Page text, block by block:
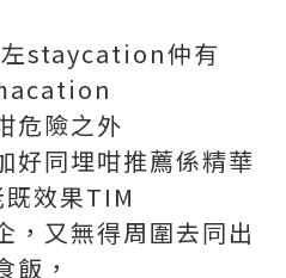
staycation仲有
危險之外
好同埋咁推薦係精華
效果TIM
，又無得周圍去同出
飯，